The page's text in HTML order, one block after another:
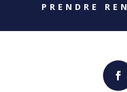
PRENDRE